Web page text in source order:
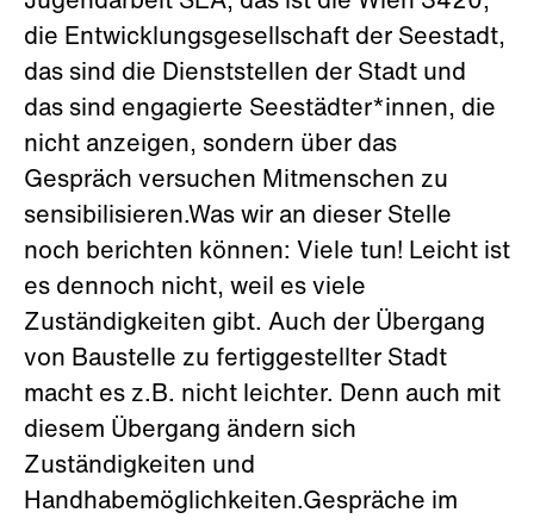
die Entwicklungsgesellschaft der Seestadt,
das sind die Dienststellen der Stadt und
das sind engagierte Seestädter*innen, die
nicht anzeigen, sondern über das
Gespräch versuchen Mitmenschen zu
sensibilisieren.Was wir an dieser Stelle
noch berichten können: Viele tun! Leicht ist
es dennoch nicht, weil es viele
Zuständigkeiten gibt. Auch der Übergang
von Baustelle zu fertiggestellter Stadt
macht es z.B. nicht leichter. Denn auch mit
diesem Übergang ändern sich
Zuständigkeiten und
Handhabemöglichkeiten.Gespräche im